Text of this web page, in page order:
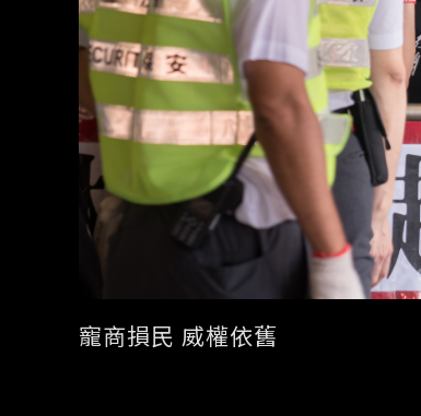
寵商損民 威權依舊